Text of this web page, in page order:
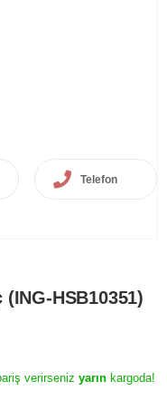
Telefon
HSB10351)
verirseniz yarın kargoda!